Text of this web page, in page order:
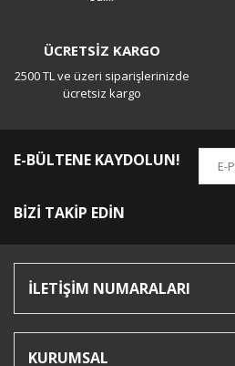
ÜCRETSİZ KARGO
2500 TL ve üzeri siparişlerinizde
ücretsiz kargo
E-BÜLTENE KAYDOLUN!
BİZİ TAKİP EDİN
İLETİŞİM NUMARALARI
KURUMSAL